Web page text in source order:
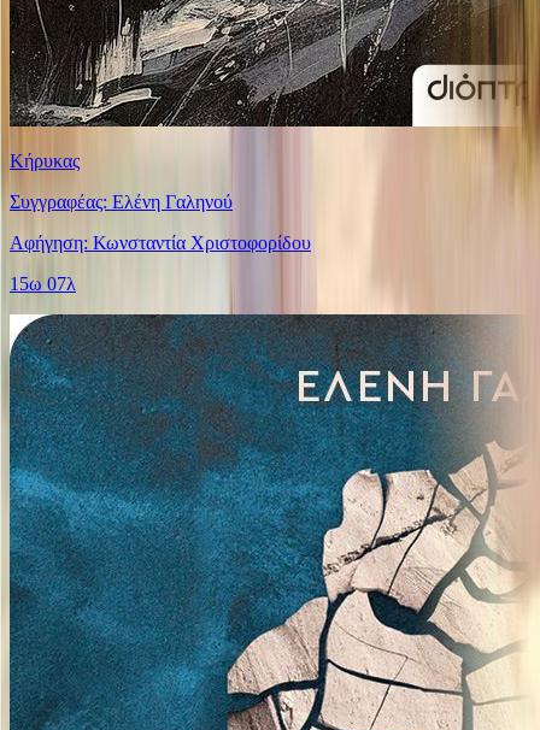
Κήρυκας
Συγγραφέας: Ελένη Γαληνού
Αφήγηση: Κωνσταντία Χριστοφορίδου
15ω 07λ